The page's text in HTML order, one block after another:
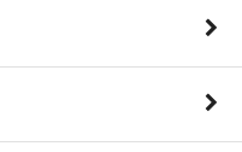
デュエリスト・アドバ
ブースターパック
販売開始致しました！